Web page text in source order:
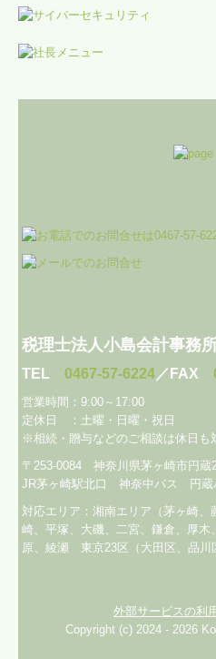
税理士法人小島会計事務
TEL0467-57-6224／FAX
営業時間：9:00～17:00
定休日 ：土曜・日曜・祝日
※相続・贈与などのご相談は休日も
〒253-0084 神奈川県茅ヶ崎市円蔵
JR茅ヶ崎駅北口 神奈中バス 円蔵
対応エリア：湘南エリア（茅ヶ崎、
崎、平塚、大磯、二宮、鎌倉、厚
原、綾瀬 東京23区（大田区、品川
外部サービスの利
Copyright (c) 2024 - 2026